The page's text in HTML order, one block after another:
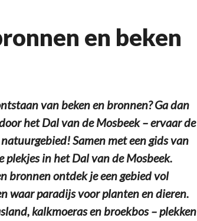
en beken
van beken en bronnen? Ga dan
het Dal van de Mosbeek – ervaar de
Samen met een gids van
plekjes in het Dal van de Mosbeek.
bronnen ontdek je een gebied vol
waar paradijs voor planten en dieren.
kalkmoeras en broekbos – plekken